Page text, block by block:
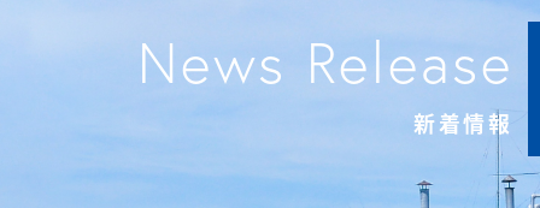
News Release
新着情報